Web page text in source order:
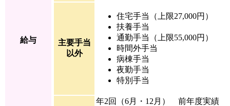
給与
主要手当
以外
住宅手当（上限27,000円）
扶養手当
通勤手当（上限55,000円）
時間外手当
病棟手当
夜勤手当
特別手当
年2回（6月・12月） 前年度実績